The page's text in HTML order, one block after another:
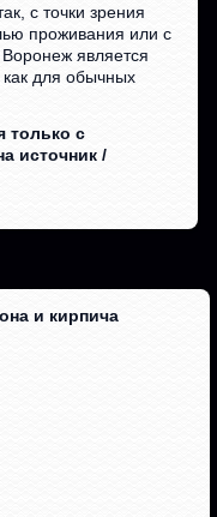
с точки зрения
проживания или с
является
для обычных
только с
источник /
и кирпича